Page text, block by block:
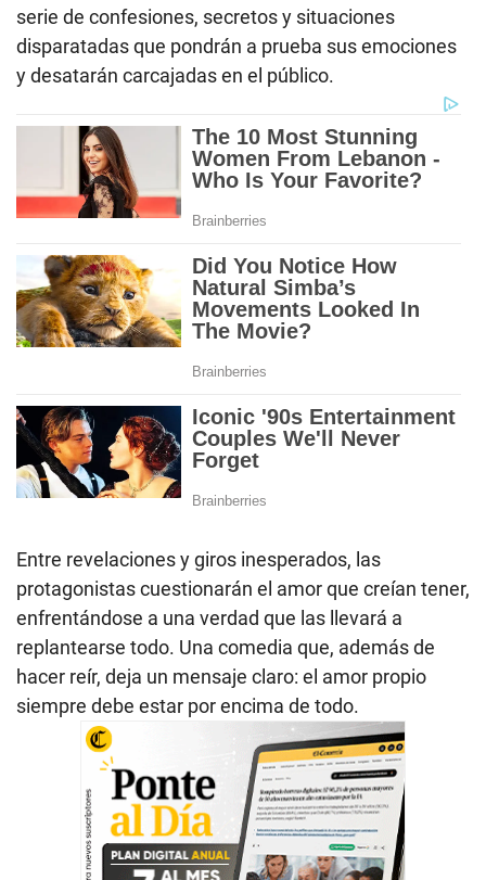
serie de confesiones, secretos y situaciones
disparatadas que pondrán a prueba sus emociones
y desatarán carcajadas en el público.
Entre revelaciones y giros inesperados, las
protagonistas cuestionarán el amor que creían tener,
enfrentándose a una verdad que las llevará a
replantearse todo. Una comedia que, además de
hacer reír, deja un mensaje claro: el amor propio
siempre debe estar por encima de todo.